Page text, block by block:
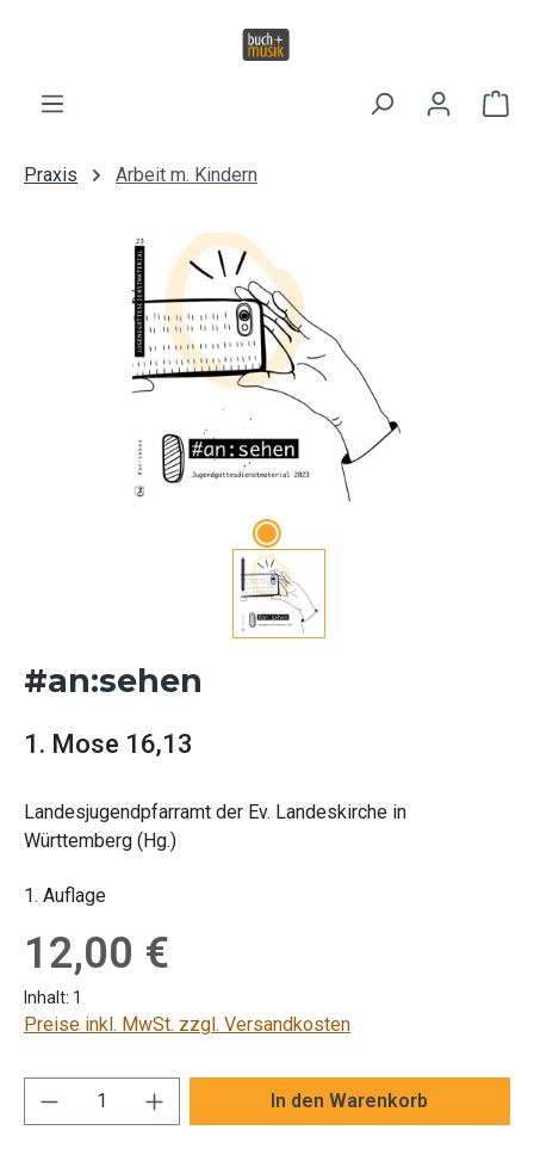
Praxis Arbeit m. Kindern
Bildergalerie überspringen
#an:sehen
1. Mose 16,13
Landesjugendpfarramt der Ev. Landeskirche in
Württemberg (Hg.)
1. Auflage
Regulärer Preis:
12,00 €
Inhalt: 1
Preise inkl. MwSt. zzgl. Versandkosten
Produkt Anzahl: Gib den gewünschten
In den Warenkorb